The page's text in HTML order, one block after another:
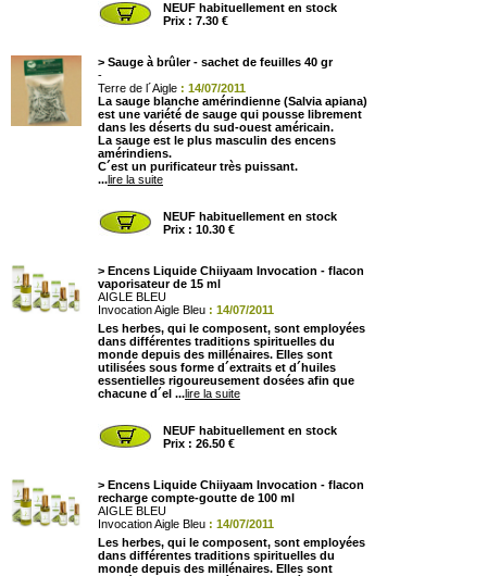
NEUF habituellement en stock
Prix : 7.30 €
> Sauge à brûler - sachet de feuilles 40 gr
-
Terre de l´Aigle : 14/07/2011
La sauge blanche amérindienne (Salvia apiana)
est une variété de sauge qui pousse librement
dans les déserts du sud-ouest américain.
La sauge est le plus masculin des encens
amérindiens.
C´est un purificateur très puissant.
...lire la suite
NEUF habituellement en stock
Prix : 10.30 €
> Encens Liquide Chiiyaam Invocation - flacon
vaporisateur de 15 ml
AIGLE BLEU
Invocation Aigle Bleu : 14/07/2011
Les herbes, qui le composent, sont employées
dans différentes traditions spirituelles du
monde depuis des millénaires. Elles sont
utilisées sous forme d´extraits et d´huiles
essentielles rigoureusement dosées afin que
chacune d´el ...lire la suite
NEUF habituellement en stock
Prix : 26.50 €
> Encens Liquide Chiiyaam Invocation - flacon
recharge compte-goutte de 100 ml
AIGLE BLEU
Invocation Aigle Bleu : 14/07/2011
Les herbes, qui le composent, sont employées
dans différentes traditions spirituelles du
monde depuis des millénaires. Elles sont